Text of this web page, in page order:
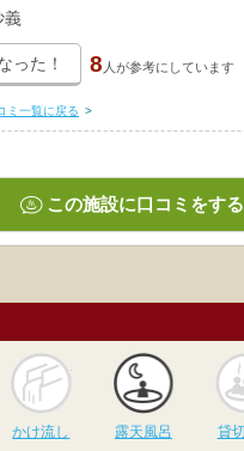
義
った！ 8 人が参考にしています
ミ一覧に戻る >
この施設に口コミをする
かけ流し
かけ流し
露天風呂
露天風呂 貸